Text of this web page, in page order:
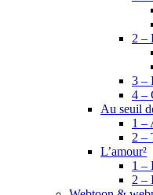
2 –
3 –
4 –
Au seuil
1 –
2 –
L’amour²
1 –
2 –